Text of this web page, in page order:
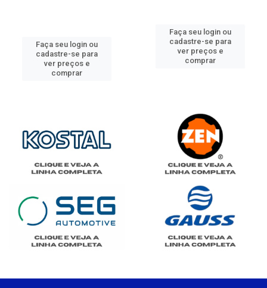
Faça seu login ou
cadastre-se para
ver preços e
comprar
Faça seu login ou
cadastre-se para
ver preços e
comprar